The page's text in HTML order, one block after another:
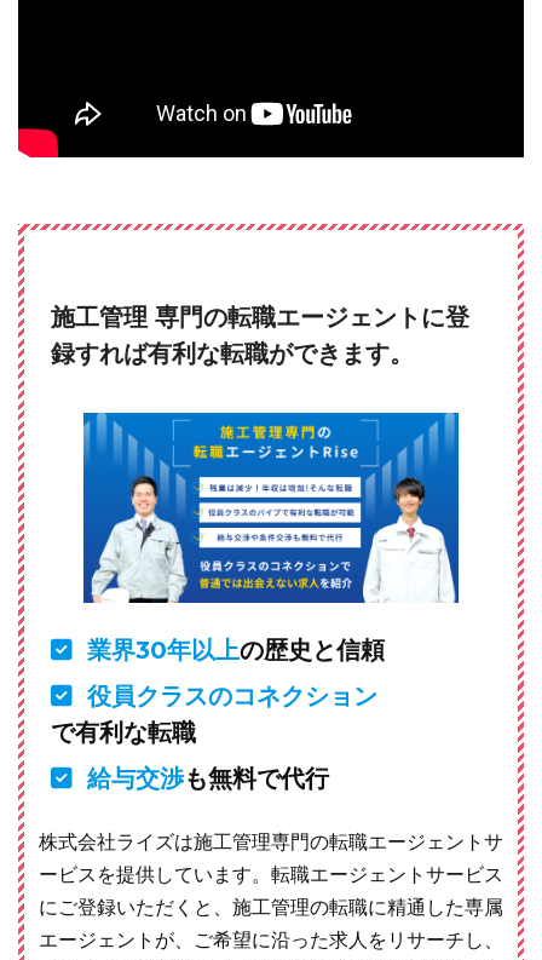
施工管理 専門の転職エージェントに登
録すれば有利な転職ができます。
業界30年以上の歴史と信頼
役員クラスのコネクション
で有利な転職
給与交渉も無料で代行
株式会社ライズは施工管理専門の転職エージェントサ
ービスを提供しています。転職エージェントサービス
にご登録いただくと、施工管理の転職に精通した専属
エージェントが、ご希望に沿った求人をリサーチし、